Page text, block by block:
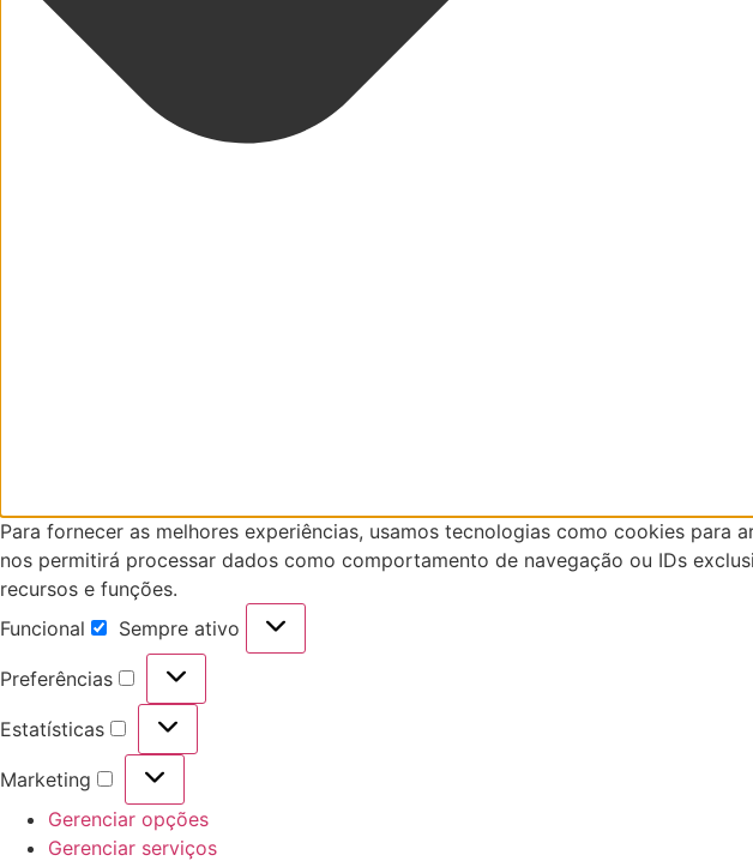
Para fornecer as melhores experiências, usamos tecnologias como cookies
nos permitirá processar dados como comportamento de navegação ou IDs
recursos e funções.
Funcional
Funcional
Sempre ativo
Preferências
Preferências
Estatísticas
Estatísticas
Marketing
Marketing
Gerenciar opções
Gerenciar serviços